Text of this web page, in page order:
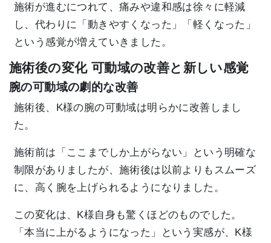
施術が進むにつれて、痛みや違和感は徐々に軽減
し、代わりに「動きやすくなった」「軽くなった」
という感覚が増えていきました。
施術後の変化 可動域の改善と新しい感覚
腕の可動域の劇的な改善
施術後、K様の腕の可動域は明らかに改善しまし
た。
施術前は「ここまでしか上がらない」という明確な
制限がありましたが、施術後は以前よりもスムーズ
に、高く腕を上げられるようになりました。
この変化は、K様自身も驚くほどのものでした。
「本当に上がるようになった」という実感が、K様